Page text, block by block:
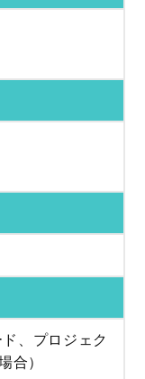
、プロジェク
合）